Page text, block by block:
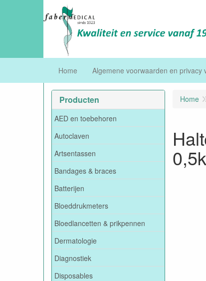
Home Algemene voorwaarden en privacy
Producten
AED en toebehoren
Autoclaven
Artsentassen
Bandages & braces
Batterijen
Bloeddrukmeters
Bloedlancetten & prikpennen
Dermatologie
Diagnostiek
Disposables
Home